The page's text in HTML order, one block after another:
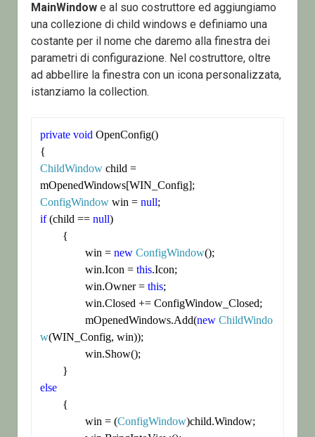
MainWindowe al suo costruttore ed aggiungiamo
una collezione di child windows e definiamo una
costante per il nome che daremo alla finestra dei
parametri di configurazione. Nel costruttore, oltre
ad abbellire la finestra con un icona personalizzata,
istanziamo la collection.
private void OpenConfig()
ChildWindow child =
mOpenedWindows[WIN_Config];
ConfigWindow win = null ;
if (child == null)
		win =
new ConfigWindow();
		win.Icon =
this.Icon;
		win.Owner =
this;
		mOpenedWindows.Add(
new ChildWindo
w(WIN_Config, win));
else
		win = (
ConfigWindow)child.Window;